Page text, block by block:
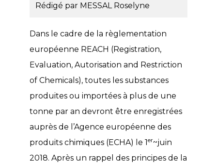
Rédigé par MESSAL Roselyne
Dans le cadre de la règlementation
européenne REACH (Registration,
Evaluation, Autorisation and Restriction
of Chemicals), toutes les substances
produites ou importées à plus de une
tonne par an devront être enregistrées
auprès de l’Agence européenne des
produits chimiques (ECHA) le 1er~juin
2018. Après un rappel des principes de la